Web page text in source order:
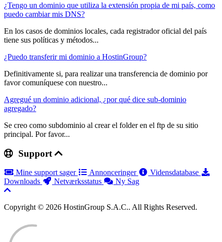
¿Tengo un dominio que utiliza la extensión propia de mi país, como
puedo cambiar mis DNS?
En los casos de dominios locales, cada registrador oficial del país
tiene sus políticas y métodos...
¿Puedo transferir mi dominio a HostinGroup?
Definitivamente si, para realizar una transferencia de dominio por
favor comuníquese con nuestro...
Agregué un dominio adicional, ¿por qué dice sub-dominio
agregado?
Se creo como subdominio al crear el folder en el ftp de su sitio
principal. Por favor...
Support
Mine support sager Annonceringer
Vidensdatabase
Downloads
Netværksstatus Ny Sag
Copyright © 2026 HostinGroup S.A.C.. All Rights Reserved.